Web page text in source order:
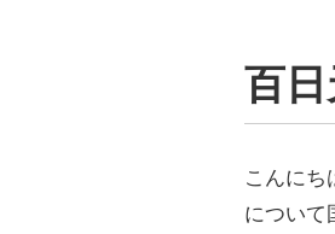
百
こんにち
について